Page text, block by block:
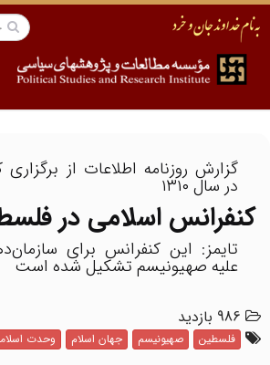
گزارش روزنامه اطلاعات از برگزاری
در سال ۱۳۱۰
کنفرانس اسلامی در
تایمز: این کنفرانس برای
علیه صهیونیسم تشکیل شده است
986 بازدید
فلسطین صهیونیسم جهان اسلام وحدت اسلامی